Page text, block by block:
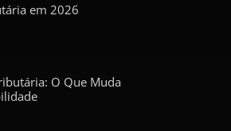
em 2026
O Que Muda